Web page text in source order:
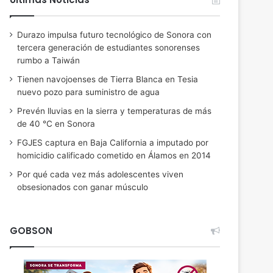
Durazo impulsa futuro tecnológico de Sonora con
tercera generación de estudiantes sonorenses
rumbo a Taiwán
Tienen navojoenses de Tierra Blanca en Tesia
nuevo pozo para suministro de agua
Prevén lluvias en la sierra y temperaturas de más
de 40 °C en Sonora
FGJES captura en Baja California a imputado por
homicidio calificado cometido en Álamos en 2014
Por qué cada vez más adolescentes viven
obsesionados con ganar músculo
GOBSON